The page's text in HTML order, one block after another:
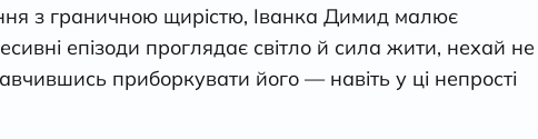
з граничною щирістю, Іванка Димид малює
епізоди проглядає світло й сила жити, нехай не
приборкувати його — навіть у ці непрості